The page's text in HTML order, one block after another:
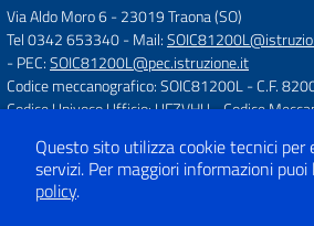
Via Aldo Moro 6-23019 Traona (SO)
Tel 0342 653340- Mail:
- PEC:SOIC81200L@pec.istruzione.it
Codice meccanografico: SOIC81200L- C.F.
Codice Univoco Ufficio: UFZVHU- Codice
Concept &
Questo sito utilizza cookie tecnici per
servizi. Per maggiori informazioni
policy.